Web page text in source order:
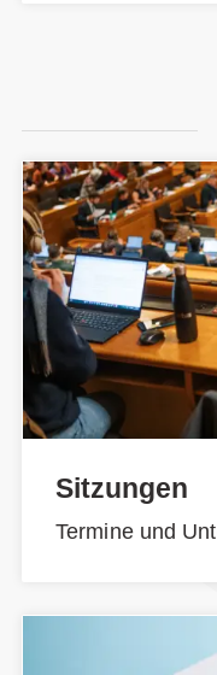
Sitzungen
Termine und